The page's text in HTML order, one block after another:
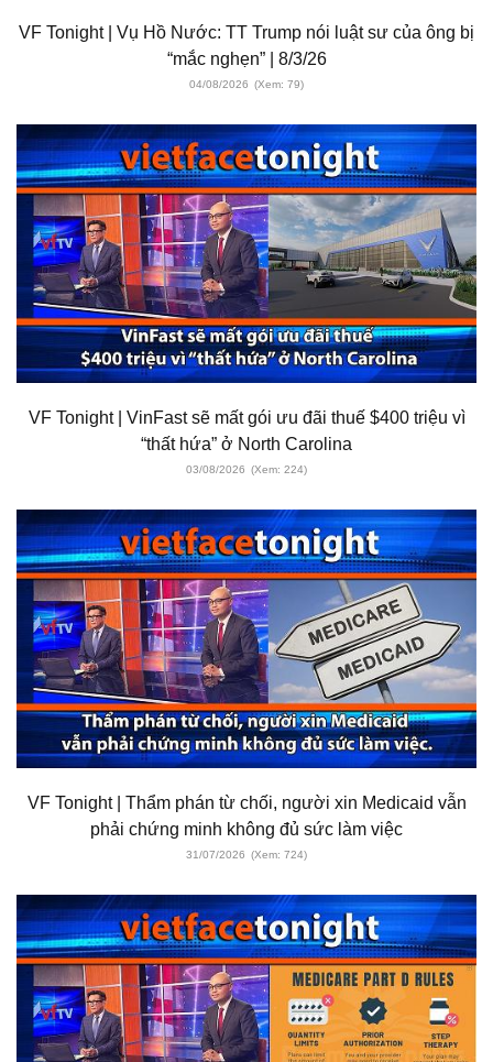
VF Tonight | Vụ Hồ Nước: TT Trump nói luật sư của ông bị
“mắc nghẹn” | 8/3/26
04/08/2026 (Xem: 79)
VF Tonight | VinFast sẽ mất gói ưu đãi thuế $400 triệu vì
“thất hứa” ở North Carolina
03/08/2026 (Xem: 224)
VF Tonight | Thẩm phán từ chối, người xin Medicaid vẫn
phải chứng minh không đủ sức làm việc
31/07/2026 (Xem: 724)